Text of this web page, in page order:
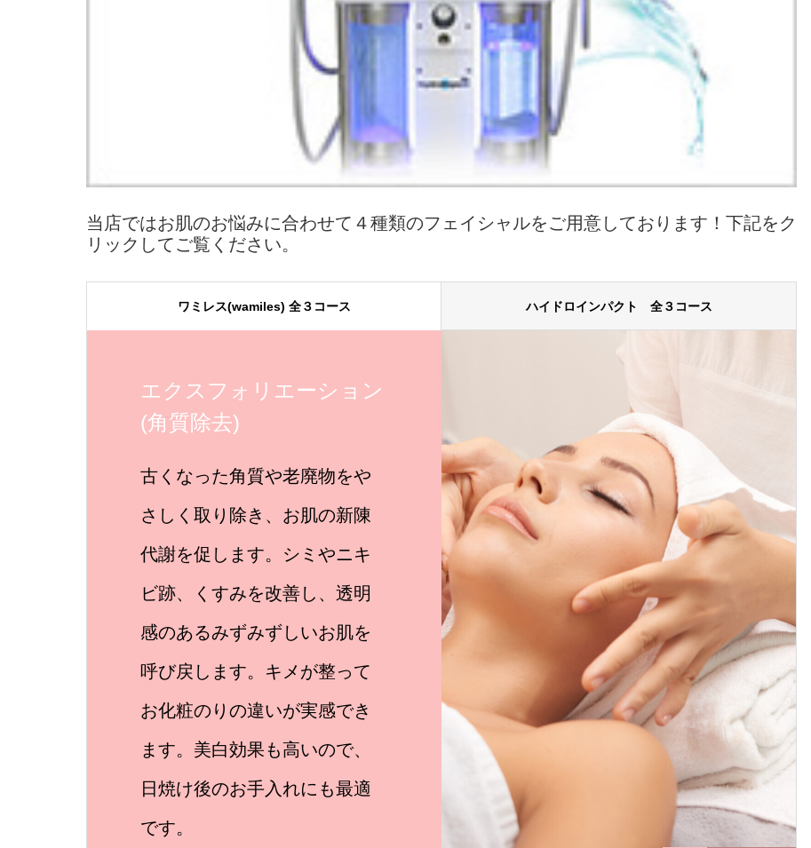
当店ではお肌のお悩みに合わせて４種類のフェイシャルをご用意しております！下記をク
リックしてご覧ください。
ワミレス(wamiles) 全３コース ハイドロインパクト 全３コース
エクスフォリエーション
(角質除去)
古くなった角質や老廃物をや
さしく取り除き、お肌の新陳
代謝を促します。シミやニキ
ビ跡、くすみを改善し、透明
感のあるみずみずしいお肌を
呼び戻します。キメが整って
お化粧のりの違いが実感でき
ます。美白効果も高いので、
日焼け後のお手入れにも最適
です。
オイルパック
に開き、お肌の深部にある汚
れをオイルでやさしくマッサ
ージしながら取り除きます。
お肌のカサつきや老化を抑
え、潤いとハリを与えます。
オイルはお肌のタイプや季節
に合わせ、水分を内包する“サ
ブスキンリピト£”または植物抽
出エキス配合の“フェイシャル
オイルエフィカ£“をご用意して
ブライダルコース
最高のお肌を作り上げるお手
伝いをさせていただきます！
メニューはお客さまお一人お
一人に合わせて提案させてい
ただきますので、お気軽にご
相談ください。